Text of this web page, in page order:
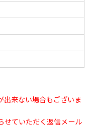
来ない場合もございま
せていただく返信メール